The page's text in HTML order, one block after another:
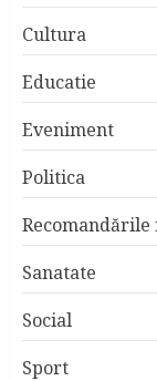
Cultura
Educatie
Eveniment
Politica
Recomandările
Sanatate
Social
Sport